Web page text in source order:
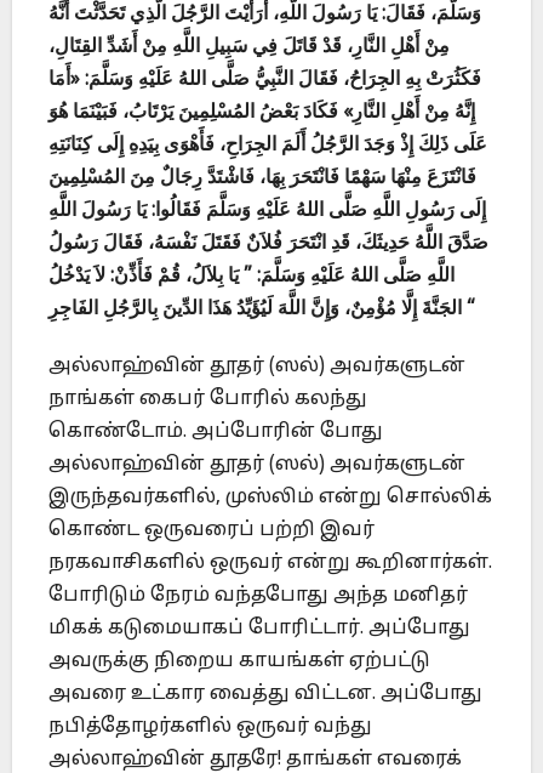
وَسَلَّمَ، فَقَالَ: يَا رَسُولَ اللَّهِ، أَرَأَيْتَ الرَّجُلَ الَّذِي تَحَدَّثْتَ أَنَّهُ
مِنْ أَهْلِ النَّارِ، قَدْ قَاتَلَ فِي سَبِيلِ اللَّهِ مِنْ أَشَدِّ القِتَالِ،
فَكَثُرَتْ بِهِ الجِرَاحُ، فَقَالَ النَّبِيُّ صَلَّى اللهُ عَلَيْهِ وَسَلَّمَ: «أَمَا
إِنَّهُ مِنْ أَهْلِ النَّارِ» فَكَادَ بَعْضُ المُسْلِمِينَ يَرْتَابُ، فَبَيْنَمَا هُوَ
عَلَى ذَلِكَ إِذْ وَجَدَ الرَّجُلُ أَلَمَ الجِرَاحِ، فَأَهْوَى بِيَدِهِ إِلَى كِنَانَتِهِ
فَانْتَزَعَ مِنْهَا سَهْمًا فَانْتَحَرَ بِهَا، فَاشْتَدَّ رِجَالٌ مِنَ المُسْلِمِينَ
إِلَى رَسُولِ اللَّهِ صَلَّى اللهُ عَلَيْهِ وَسَلَّمَ فَقَالُوا: يَا رَسُولَ اللَّهِ
صَدَّقَ اللَّهُ حَدِيثَكَ، قَدِ انْتَحَرَ فُلاَنٌ فَقَتَلَ نَفْسَهُ، فَقَالَ رَسُولُ
اللَّهِ صَلَّى اللهُ عَلَيْهِ وَسَلَّمَ: ” يَا بِلاَلُ، قُمْ فَأَذِّنْ: لاَ يَدْخُلُ
الجَنَّةَ إِلَّا مُؤْمِنٌ، وَإِنَّ اللَّهَ لَيُؤَيِّدُ هَذَا الدِّينَ بِالرَّجُلِ الفَاجِرِ “
அல்லாஹ்வின் தூதர் (ஸல்) அவர்களுடன்
நாங்கள் கைபர் போரில் கலந்து
கொண்டோம். அப்போரின் போது
அல்லாஹ்வின் தூதர் (ஸல்) அவர்களுடன்
இருந்தவர்களில், முஸ்லிம் என்று சொல்லிக்
கொண்ட ஒருவரைப் பற்றி இவர்
நரகவாசிகளில் ஒருவர் என்று கூறினார்கள்.
போரிடும் நேரம் வந்தபோது அந்த மனிதர்
மிகக் கடுமையாகப் போரிட்டார். அப்போது
அவருக்கு நிறைய காயங்கள் ஏற்பட்டு
அவரை உட்கார வைத்து விட்டன. அப்போது
நபித்தோழர்களில் ஒருவர் வந்து
அல்லாஹ்வின் தூதரே! தாங்கள் எவரைக்